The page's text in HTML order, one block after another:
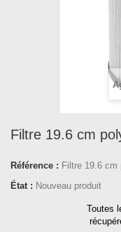
Filtre 19.6 cm
Référence : Filtre 19.6 cm
État : Nouveau produit
Toutes